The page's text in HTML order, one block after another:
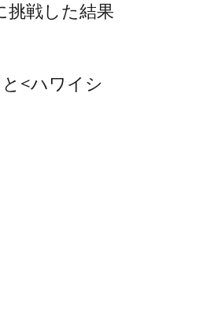
挑戦した結果
<ハワイシ